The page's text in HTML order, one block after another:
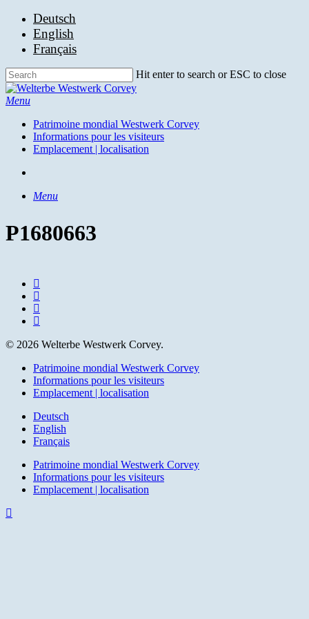
Skip
content
Deutsch
English
Français
Hit enter to search or ESC to close
Close
Search
search
Menu
Patrimoine mondial Westwerk Corvey
Informations pour les visiteurs
Emplacement | localisation
Menu
P1680663
facebook
youtube
instagram
email
© 2026 Welterbe Westwerk Corvey.
Close
Menu
Patrimoine mondial Westwerk Corvey
Informations pour les visiteurs
Emplacement | localisation
Deutsch
English
Français
Patrimoine mondial Westwerk Corvey
Informations pour les visiteurs
Emplacement | localisation